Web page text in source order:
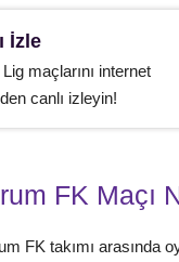
İzle
maçlarını internet
canlı izleyin!
FK Maçı
FK takımı arasında